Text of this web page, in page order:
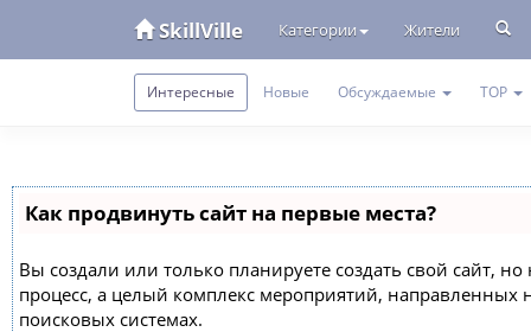
SkillVille Категории Жители
Интересные Новые Обсуждаемые TOP
Как продвинуть сайт на первые места?
Вы создали или только планируете создать свой сайт,
процесс, а целый комплекс мероприятий,
поисковых системах.